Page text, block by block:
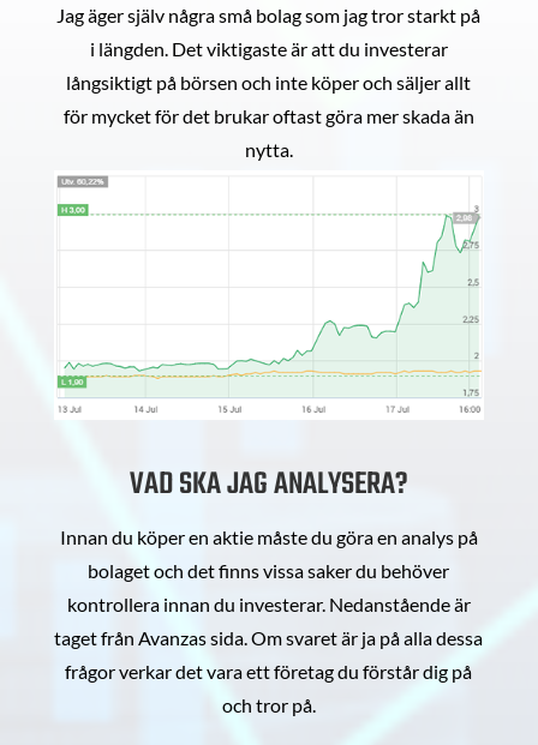
Jag äger själv några små bolag som jag tror starkt på
i längden. Det viktigaste är att du investerar
långsiktigt på börsen och inte köper och säljer allt
för mycket för det brukar oftast göra mer skada än
nytta.
VAD SKA JAG ANALYSERA?
Innan du köper en aktie måste du göra en analys på
bolaget och det finns vissa saker du behöver
kontrollera innan du investerar. Nedanstående är
taget från Avanzas sida. Om svaret är ja på alla dessa
frågor verkar det vara ett företag du förstår dig på
och tror på.